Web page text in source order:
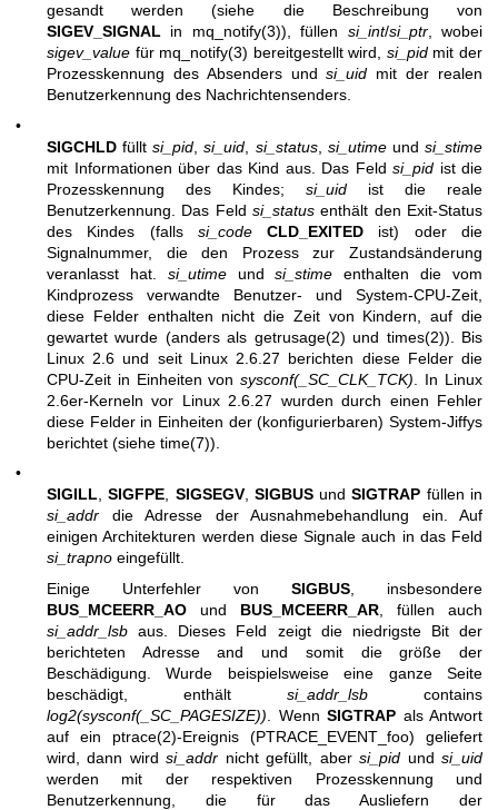
gesandt werden (siehe die Beschreibung von
SIGEV_SIGNAL in mq_notify(3)), füllen si_int/si_ptr, wobei
sigev_value für mq_notify(3) bereitgestellt wird, si_pidmit der
Prozesskennung des Absenders undsi_uid mit der realen
Benutzerkennung des Nachrichtensenders.
•
SIGCHLD fülltsi_pid ,si_uid si_status, si_utimeundsi_stime
mit Informationen über das Kind aus. Das Feld si_pid ist die
Prozesskennung des Kindes; si_uid ist die reale
Benutzerkennung. Das Feld si_status enthält den Exit-Status
des Kindes (falls si_code CLD_EXITED ist) oder die
Signalnummer, die den Prozess zur Zustandsänderung
veranlasst hat. si_utimeundsi_stime enthalten die vom
Kindprozess verwandte Benutzer- und System-CPU-Zeit,
diese Felder enthalten nicht die Zeit von Kindern, auf die
gewartet wurde (anders als getrusage(2) und times(2)). Bis
Linux 2.6 und seit Linux 2.6.27 berichten diese Felder die
CPU-Zeit in Einheiten vonsysconf(_SC_CLK_TCK) . In Linux
2.6er-Kerneln vor Linux 2.6.27 wurden durch einen Fehler
diese Felder in Einheiten der (konfigurierbaren) System-Jiffys
berichtet (siehe time(7)).
•
SIGILL,SIGFPE, SIGSEGV, SIGBUSundSIGTRAP füllen in
si_addr die Adresse der Ausnahmebehandlung ein. Auf
einigen Architekturen werden diese Signale auch in das Feld
si_trapno eingefüllt.
Einige Unterfehler von SIGBUS , insbesondere
BUS_MCEERR_AO und BUS_MCEERR_AR , füllen auch
si_addr_lsb aus. Dieses Feld zeigt die niedrigste Bit der
berichteten Adresse and und somit die größe der
Beschädigung. Wurde beispielsweise eine ganze Seite
beschädigt, enthält si_addr_lsb contains
log2(sysconf(_SC_PAGESIZE)) . Wenn SIGTRAP als Antwort
auf ein ptrace(2)-Ereignis (PTRACE_EVENT_foo) geliefert
wird, dann wirdsi_addr nicht gefüllt, abersi_pid undsi_uid
werden mit der respektiven Prozesskennung und
Benutzerkennung, die für das Ausliefern der